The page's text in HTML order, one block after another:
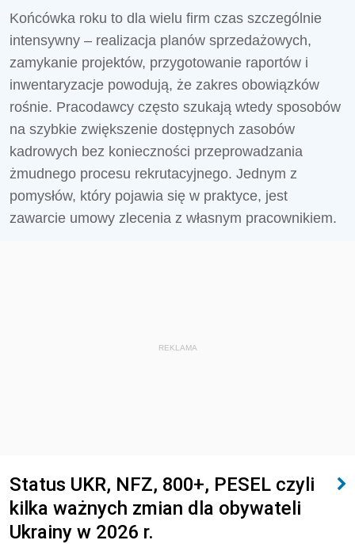
Końcówka roku to dla wielu firm czas szczególnie
intensywny – realizacja planów sprzedażowych,
zamykanie projektów, przygotowanie raportów i
inwentaryzacje powodują, że zakres obowiązków
rośnie. Pracodawcy często szukają wtedy sposobów
na szybkie zwiększenie dostępnych zasobów
kadrowych bez konieczności przeprowadzania
żmudnego procesu rekrutacyjnego. Jednym z
pomysłów, który pojawia się w praktyce, jest
zawarcie umowy zlecenia z własnym pracownikiem.
REKLAMA
Status UKR, NFZ, 800+, PESEL czyli
kilka ważnych zmian dla obywateli
Ukrainy w 2026 r.